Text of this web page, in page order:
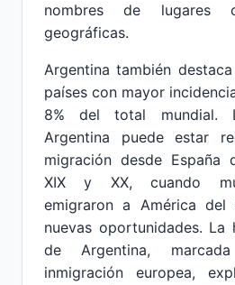
nombres de lugares
geográficas.
Argentina también
países con mayor
8% del total mundial.
Argentina puede estar
migración desde España
XIX y XX, cuando
emigraron a América
nuevas oportunidades. La
de Argentina,
inmigración europea,